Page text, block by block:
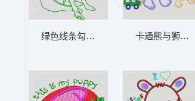
绿色线条勾勒的坐姿犬 狗_卡通贴布
卡通熊与狮子